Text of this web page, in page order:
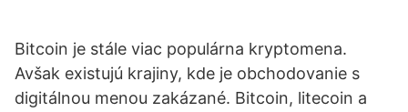
Bitcoin je stále viac populárna kryptomena.
Avšak existujú krajiny, kde je obchodovanie s
digitálnou menou zakázané. Bitcoin, litecoin a